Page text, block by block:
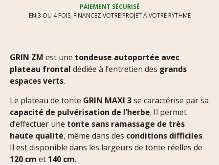
PAIEMENT SÉCURISÉ
EN 3 OU 4 FOIS, FINANCEZ VOTRE PROJET À VOTRE RYTHME
GRIN ZM est une tondeuse autoportée avec
plateau frontal dédiée à l’entretien des grands
espaces verts.
Le plateau de tonte GRIN MAXI 3se caractérise par sa
capacité de pulvérisation de l’herbe. Il permet
d’effectuer une tonte sans ramassage de très
haute qualité, même dans des conditions difficiles.
Il est disponible dans les largeurs de tonte réelles de
120 cm et 140 cm.